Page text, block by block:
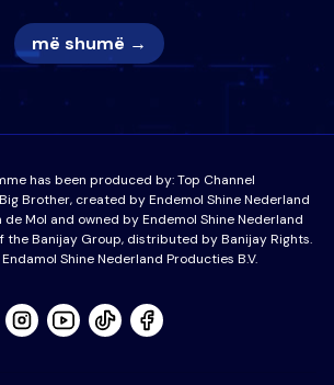
më shumë →
has been produced by:Top Channel
Brother, created by Endemol Shine Nederland
de Mol and owned by Endemol Shine Nederland
the Banijay Group, distributed by Banijay Rights.
Shine Nederland Producties B.V.